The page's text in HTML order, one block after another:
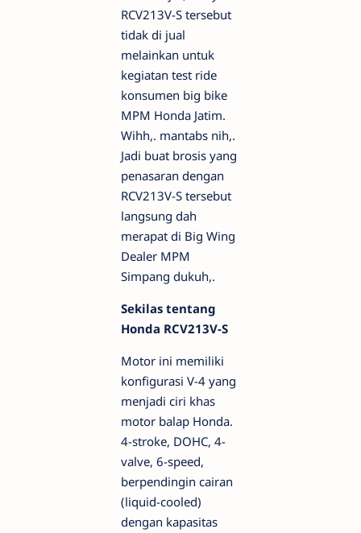
RCV213V-S tersebut
tidak di jual
melainkan untuk
kegiatan test ride
konsumen big bike
MPM Honda Jatim.
Wihh,. mantabs nih,.
Jadi buat brosis yang
penasaran dengan
RCV213V-S tersebut
langsung dah
merapat di Big Wing
Dealer MPM
Simpang dukuh,.
Sekilas tentang
Honda RCV213V-S
Motor ini memiliki
konfigurasi V-4 yang
menjadi ciri khas
motor balap Honda.
4-stroke, DOHC, 4-
valve, 6-speed,
berpendingin cairan
(liquid-cooled)
dengan kapasitas